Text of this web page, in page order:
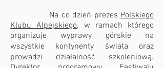
Na co dzień prezes Polskiego
Klubu Alpejskiego, w ramach którego
organizuje wyprawy górskie na
wszystkie kontynenty świata oraz
prowadzi działalność szkoleniową.